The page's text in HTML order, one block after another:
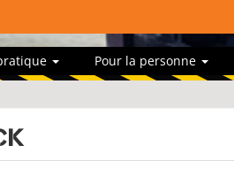
Pour la personne